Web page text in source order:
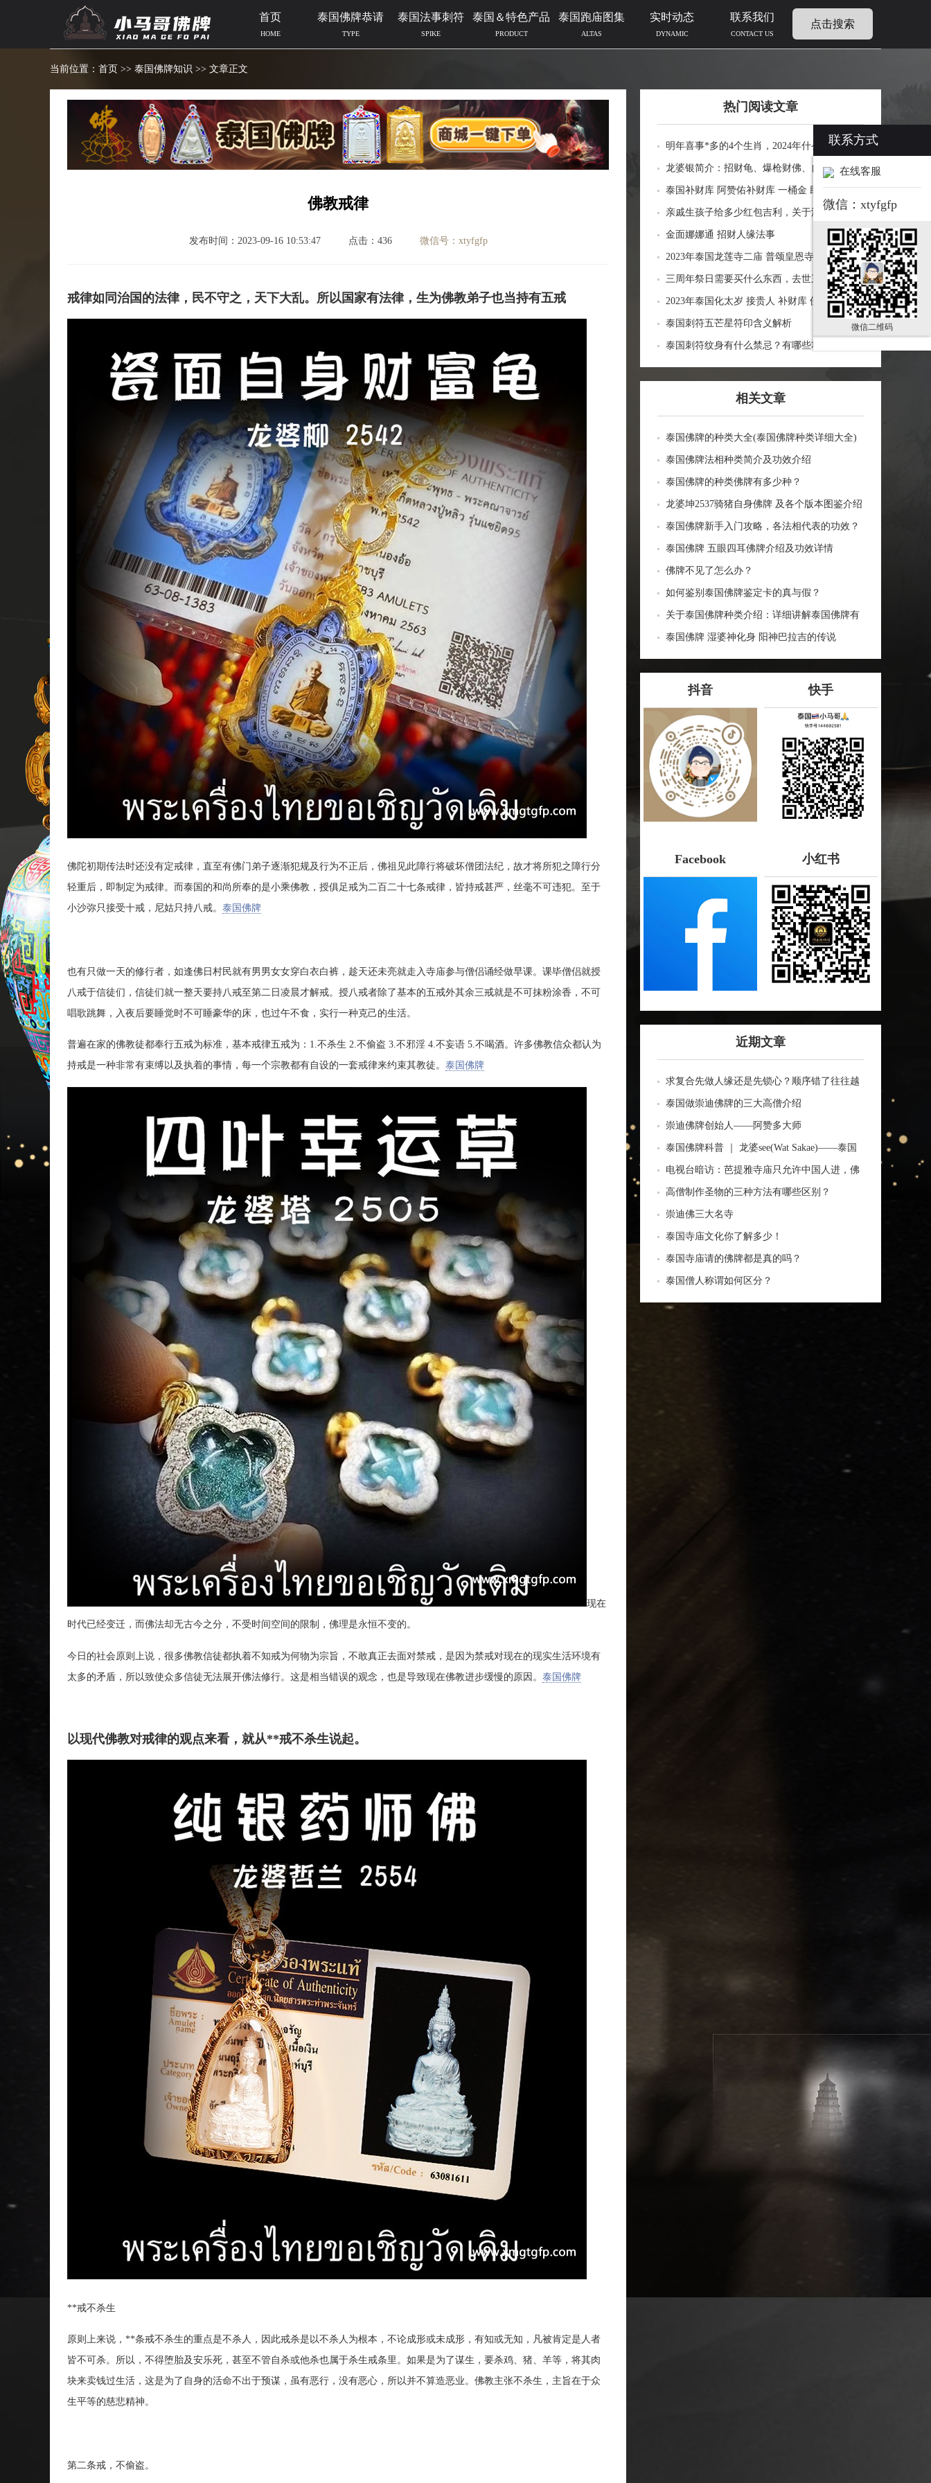
首页
HOME
泰国佛牌恭请
TYPE
泰国法事刺符
SPIKE
泰国＆特色产品
PRODUCT
泰国跑庙图集
ALTAS
实时动态
DYNAMIC
联系我们
CONTACT US
点击搜索
当前位置： 首页 >> 泰国佛牌知识 >> 文章正文
佛教戒律
发布时间：2023-09-16 10:53:47 点击：436 微信号：xtyfgfp
戒律如同治国的法律，民不守之，天下大乱。所以国家有法律，生为佛教弟子也当持有五戒
佛陀初期传法时还没有定戒律，直至有佛门弟子逐渐犯规及行为不正后，佛祖见此障行将破坏僧团法纪，故才将所犯之障行分
轻重后，即制定为戒律。而泰国的和尚所奉的是小乘佛教，授俱足戒为二百二十七条戒律，皆持戒甚严，丝毫不可违犯。至于
小沙弥只接受十戒，尼姑只持八戒。 泰国佛牌
也有只做一天的修行者，如逢佛日村民就有男男女女穿白衣白裤，趁天还未亮就走入寺庙参与僧侣诵经做早课。课毕僧侣就授
八戒于信徒们，信徒们就一整天要持八戒至第二日凌晨才解戒。授八戒者除了基本的五戒外其余三戒就是不可抹粉涂香，不可
唱歌跳舞，入夜后要睡觉时不可睡豪华的床，也过午不食，实行一种克己的生活。
普遍在家的佛教徒都奉行五戒为标准，基本戒律五戒为：1.不杀生 2.不偷盗 3.不邪淫 4.不妄语 5.不喝酒。许多佛教信众都认为
持戒是一种非常有束缚以及执着的事情，每一个宗教都有自设的一套戒律来约束其教徒。 泰国佛牌
现在
时代已经变迁，而佛法却无古今之分，不受时间空间的限制，佛理是永恒不变的。
今日的社会原则上说，很多佛教信徒都执着不知戒为何物为宗旨，不敢真正去面对禁戒，是因为禁戒对现在的现实生活环境有
太多的矛盾，所以致使众多信徒无法展开佛法修行。这是相当错误的观念，也是导致现在佛教进步缓慢的原因。 泰国佛牌
以现代佛教对戒律的观点来看，就从**戒不杀生说起。
**戒不杀生
原则上来说，**条戒不杀生的重点是不杀人，因此戒杀是以不杀人为根本，不论成形或未成形，有知或无知，凡被肯定是人者
皆不可杀。所以，不得堕胎及安乐死，甚至不管自杀或他杀也属于杀生戒条里。如果是为了谋生，要杀鸡、猪、羊等，将其肉
块来卖钱过生活，这是为了自身的活命不出于预谋，虽有恶行，没有恶心，所以并不算造恶业。佛教主张不杀生，主旨在于众
生平等的慈悲精神。
第二条戒，不偷盗。
热门阅读文章
明年喜事*多的4个生肖，2024年什么生肖福运
临门好事连连
龙婆银简介：招财龟、爆枪财佛、自身佛牌的
功效介绍
泰国补财库 阿赞佑补财库 一桶金 助力生意财
运财富
亲戚生孩子给多少红包吉利，关于添丁份子钱
风水讲究
金面娜娜通 招财人缘法事
2023年泰国龙莲寺二庙 普颂皇恩寺化太岁 接
贵人 补财库 佛历2566年
三周年祭日需要买什么东西，去世三周年祭祀
用品风水
2023年泰国化太岁 接贵人 补财库 佛历2566年
泰国刺符五芒星符印含义解析
泰国刺符纹身有什么禁忌？有哪些功效？
相关文章
泰国佛牌的种类大全(泰国佛牌种类详细大全)
泰国佛牌法相种类简介及功效介绍
泰国佛牌的种类佛牌有多少种？
龙婆坤2537骑猪自身佛牌 及各个版本图鉴介绍
泰国佛牌新手入门攻略，各法相代表的功效？
泰国佛牌 五眼四耳佛牌介绍及功效详情
佛牌不见了怎么办？
如何鉴别泰国佛牌鉴定卡的真与假？
关于泰国佛牌种类介绍：详细讲解泰国佛牌有
哪些种类！
泰国佛牌 湿婆神化身 阳神巴拉吉的传说
抖音 快手
Facebook 小红书
近期文章
求复合先做人缘还是先锁心？顺序错了往往越
做越乱
泰国做崇迪佛牌的三大高僧介绍
崇迪佛牌创始人——阿赞多大师
泰国佛牌科普 ｜ 龙婆see(Wat Sakae)——泰国
四面神前三高僧
电视台暗访：芭提雅寺庙只允许中国人进，佛
牌高于常价100多倍！
高僧制作圣物的三种方法有哪些区别？
崇迪佛三大名寺
泰国寺庙文化你了解多少！
泰国寺庙请的佛牌都是真的吗？
泰国僧人称谓如何区分？
联系方式
在线客服
微信：xtyfgfp
微信二维码